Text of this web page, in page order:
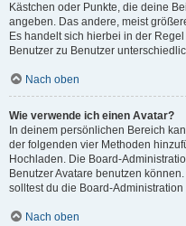
Kästchen oder Punkte, die deine
angeben. Das andere, meist
Es handelt sich hierbei in der
Benutzer zu Benutzer
Nach oben
Wie verwende ich einen Avatar?
In deinem persönlichen Bereich
der folgenden vier Methoden
Hochladen. Die Board-
Benutzer Avatare benutzen
solltest du die Board-
Nach oben